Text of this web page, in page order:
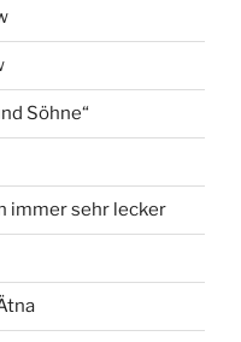
Söhne“
immer sehr lecker